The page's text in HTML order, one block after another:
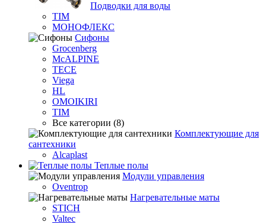
Подводки для воды
TIM
МОНОФЛЕКС
Сифоны
Grocenberg
McALPINE
TECE
Viega
HL
OMOIKIRI
TIM
Все категории (8)
Комплектующие для
сантехники
Alcaplast
Теплые полы
Модули управления
Oventrop
Нагревательные маты
STICH
Valtec